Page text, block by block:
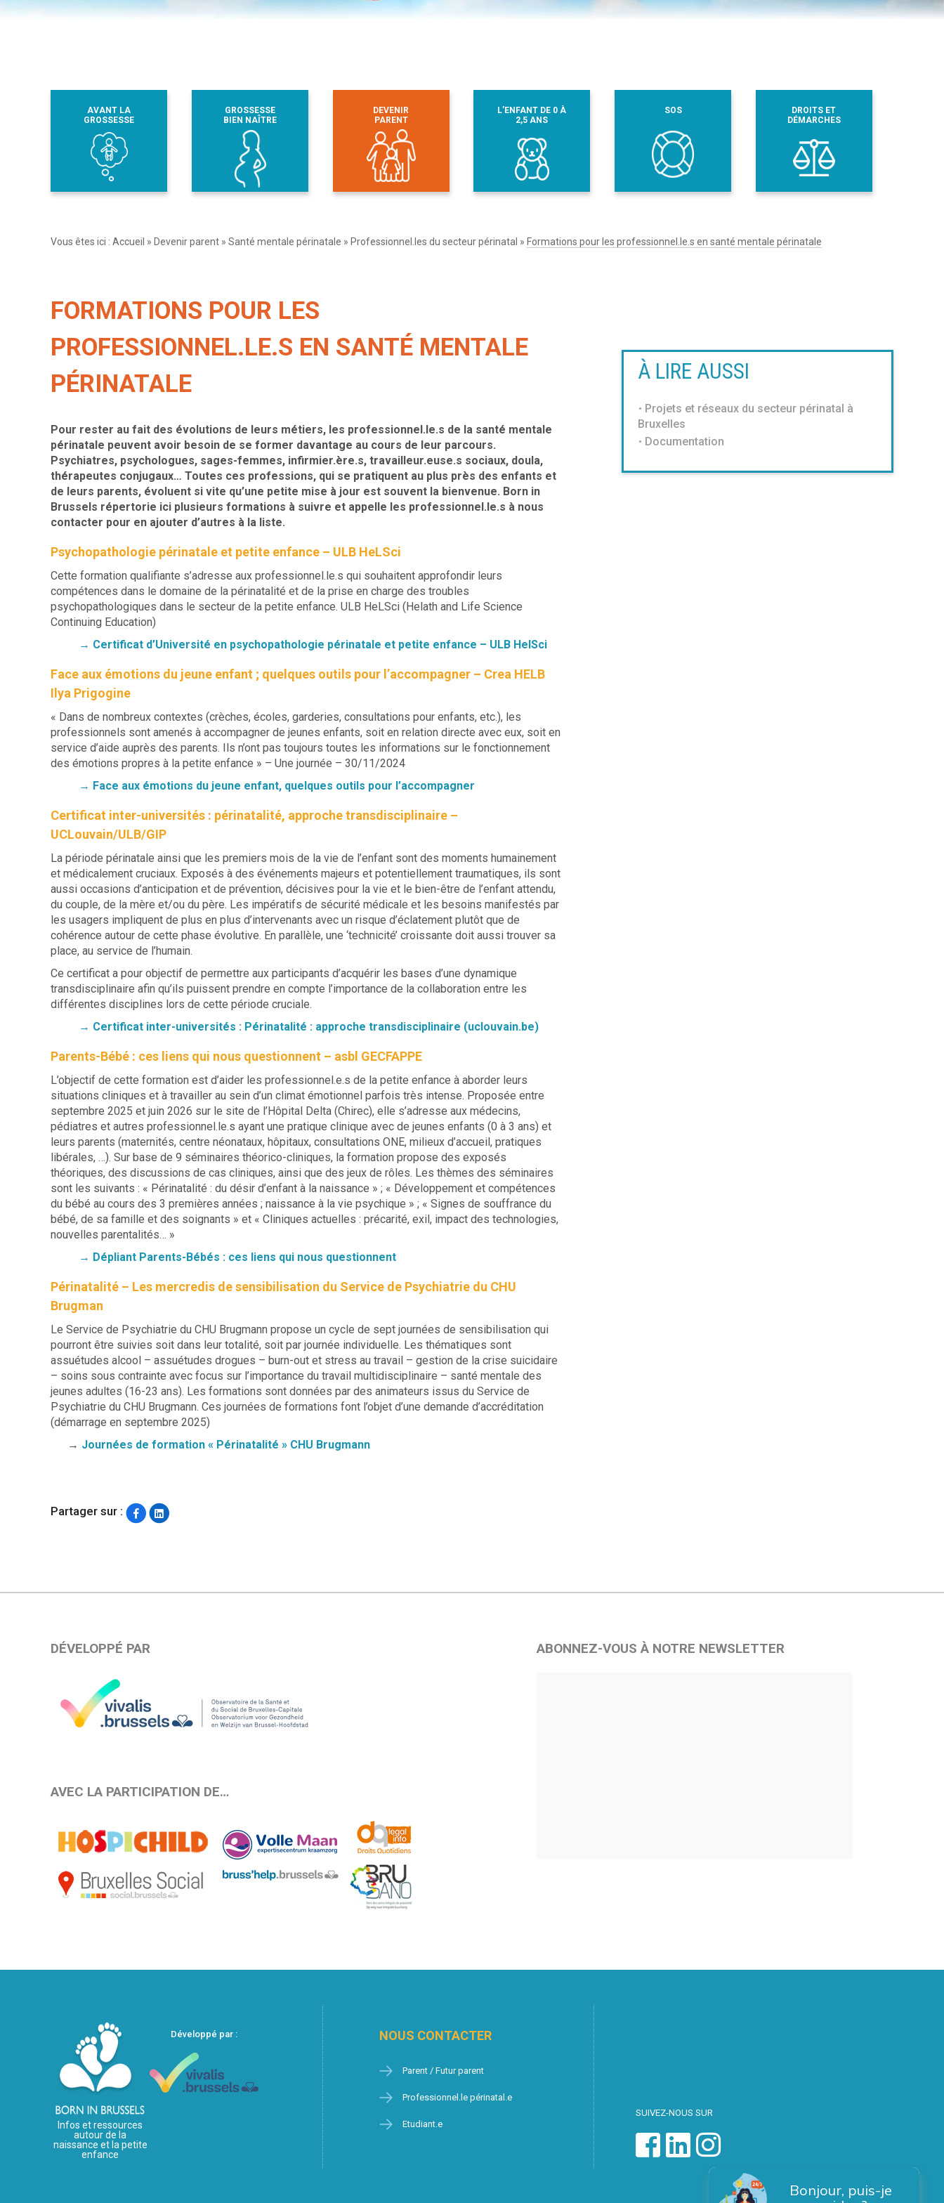
AVANT LA
GROSSESSE
GROSSESSE
BIEN NAÎTRE
DEVENIR
PARENT
L’ENFANT DE 0 À
2,5 ANS
SOS
DROITS ET
DÉMARCHES
Vous êtes ici : Accueil » Devenir parent » Santé mentale périnatale » Professionnel.les du secteur périnatal » Formations pour les professionnel.le.s en santé mentale périnatale
FORMATIONS POUR LES
PROFESSIONNEL.LE.S EN SANTÉ MENTALE
PÉRINATALE
Pour rester au fait des évolutions de leurs métiers, les professionnel.le.s de la santé mentale
périnatale peuvent avoir besoin de se former davantage au cours de leur parcours.
Psychiatres, psychologues, sages-femmes, infirmier.ère.s, travailleur.euse.s sociaux, doula,
thérapeutes conjugaux… Toutes ces professions, qui se pratiquent au plus près des enfants et
de leurs parents, évoluent si vite qu’une petite mise à jour est souvent la bienvenue. Born in
Brussels répertorie ici plusieurs formations à suivre et appelle les professionnel.le.s à nous
contacter pour en ajouter d’autres à la liste.
Psychopathologie périnatale et petite enfance – ULB HeLSci
Cette formation qualifiante s’adresse aux professionnel.le.s qui souhaitent approfondir leurs
compétences dans le domaine de la périnatalité et de la prise en charge des troubles
psychopathologiques dans le secteur de la petite enfance. ULB HeLSci (Helath and Life Science
Continuing Education)
→ Certificat d’Université en psychopathologie périnatale et petite enfance – ULB HelSci
Face aux émotions du jeune enfant ; quelques outils pour l’accompagner – Crea HELB
Ilya Prigogine
« Dans de nombreux contextes (crèches, écoles, garderies, consultations pour enfants, etc.), les
professionnels sont amenés à accompagner de jeunes enfants, soit en relation directe avec eux, soit en
service d’aide auprès des parents. Ils n’ont pas toujours toutes les informations sur le fonctionnement
des émotions propres à la petite enfance » – Une journée – 30/11/2024
→ Face aux émotions du jeune enfant, quelques outils pour l’accompagner
Certificat inter-universités : périnatalité, approche transdisciplinaire –
UCLouvain/ULB/GIP
La période périnatale ainsi que les premiers mois de la vie de l’enfant sont des moments humainement
et médicalement cruciaux. Exposés à des événements majeurs et potentiellement traumatiques, ils sont
aussi occasions d’anticipation et de prévention, décisives pour la vie et le bien-être de l’enfant attendu,
du couple, de la mère et/ou du père. Les impératifs de sécurité médicale et les besoins manifestés par
les usagers impliquent de plus en plus d’intervenants avec un risque d’éclatement plutôt que de
cohérence autour de cette phase évolutive. En parallèle, une ‘technicité’ croissante doit aussi trouver sa
place, au service de l’humain.
Ce certificat a pour objectif de permettre aux participants d’acquérir les bases d’une dynamique
transdisciplinaire afin qu’ils puissent prendre en compte l’importance de la collaboration entre les
différentes disciplines lors de cette période cruciale.
→ Certificat inter-universités : Périnatalité : approche transdisciplinaire (uclouvain.be)
Parents-Bébé : ces liens qui nous questionnent – asbl GECFAPPE
L’objectif de cette formation est d’aider les professionnel.e.s de la petite enfance à aborder leurs
situations cliniques et à travailler au sein d’un climat émotionnel parfois très intense. Proposée entre
septembre 2025 et juin 2026 sur le site de l’Hôpital Delta (Chirec), elle s’adresse aux médecins,
pédiatres et autres professionnel.le.s ayant une pratique clinique avec de jeunes enfants (0 à 3 ans) et
leurs parents (maternités, centre néonataux, hôpitaux, consultations ONE, milieux d’accueil, pratiques
libérales, …). Sur base de 9 séminaires théorico-cliniques, la formation propose des exposés
théoriques, des discussions de cas cliniques, ainsi que des jeux de rôles. Les thèmes des séminaires
sont les suivants : « Périnatalité : du désir d’enfant à la naissance » ; « Développement et compétences
du bébé au cours des 3 premières années ; naissance à la vie psychique » ; « Signes de souffrance du
bébé, de sa famille et des soignants » et « Cliniques actuelles : précarité, exil, impact des technologies,
nouvelles parentalités… »
→ Dépliant Parents-Bébés : ces liens qui nous questionnent
Périnatalité – Les mercredis de sensibilisation du Service de Psychiatrie du CHU
Brugman
Le Service de Psychiatrie du CHU Brugmann propose un cycle de sept journées de sensibilisation qui
pourront être suivies soit dans leur totalité, soit par journée individuelle. Les thématiques sont
assuétudes alcool – assuétudes drogues – burn-out et stress au travail – gestion de la crise suicidaire
– soins sous contrainte avec focus sur l’importance du travail multidisciplinaire – santé mentale des
jeunes adultes (16-23 ans). Les formations sont données par des animateurs issus du Service de
Psychiatrie du CHU Brugmann. Ces journées de formations font l’objet d’une demande d’accréditation
(démarrage en septembre 2025)
→ Journées de formation « Périnatalité » CHU Brugmann
Partager sur :
À LIRE AUSSI
Projets et réseaux du secteur périnatal à
Bruxelles
Documentation
DÉVELOPPÉ PAR
AVEC LA PARTICIPATION DE…
ABONNEZ-VOUS À NOTRE NEWSLETTER
Infos et ressources
autour de la
naissance et la petite
enfance
Développé par : NOUS CONTACTER
Parent / Futur parent
Professionnel.le périnatal.e
Etudiant.e
SUIVEZ-NOUS SUR
Bonjour, puis-je